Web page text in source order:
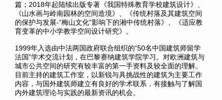
篇；2018年起陆续出版专著《我国特殊教育学校建筑设计》、
《山水画与岭南园林的空间造境》、《传统村落及其建筑空间
的保护与发展-“梅山文化”影响下的湘中传统村落》、《适应教
育变革的中小学教学空间设计研究》。
1999年入选由中法两国政府联合组织的“50名中国建筑师留学
法国”学术交流计划，在巴黎赛纳建筑学院学习。对欧洲建筑与
城市公共空间的研究有较丰富的第一手资料及较全面的理解。
目前主持的建筑工作室，以新锐与具挑战性的建筑为主要工作
内容，与国外建筑师建立有良好的学术联系，有接触与了解国
内外建筑理论与实践的最新资讯的机会。